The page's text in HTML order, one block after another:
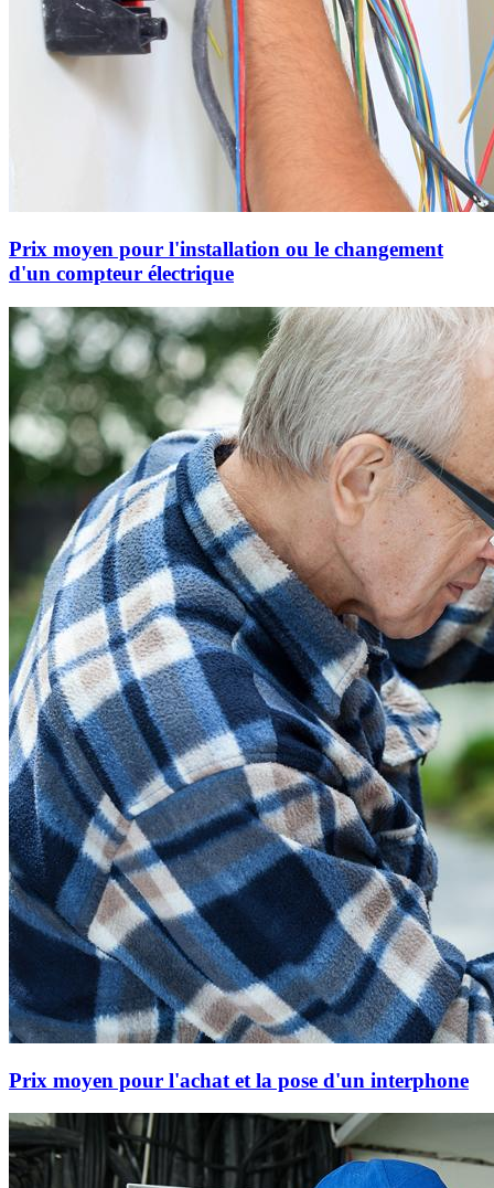
Prix moyen pour l'installation ou le changement
d'un compteur électrique
Prix moyen pour l'achat et la pose d'un interphone